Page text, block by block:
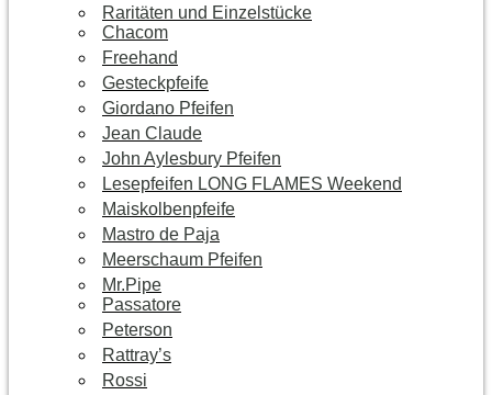
Raritäten und Einzelstücke
Chacom
Freehand
Gesteckpfeife
Giordano Pfeifen
Jean Claude
John Aylesbury Pfeifen
Lesepfeifen LONG FLAMES Weekend
Maiskolbenpfeife
Mastro de Paja
Meerschaum Pfeifen
Mr.Pipe
Passatore
Peterson
Rattray’s
Rossi